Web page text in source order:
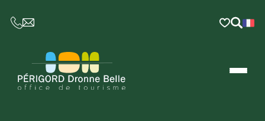
CE LIEN OUVRIRA VOTRE LOGICIEL DE